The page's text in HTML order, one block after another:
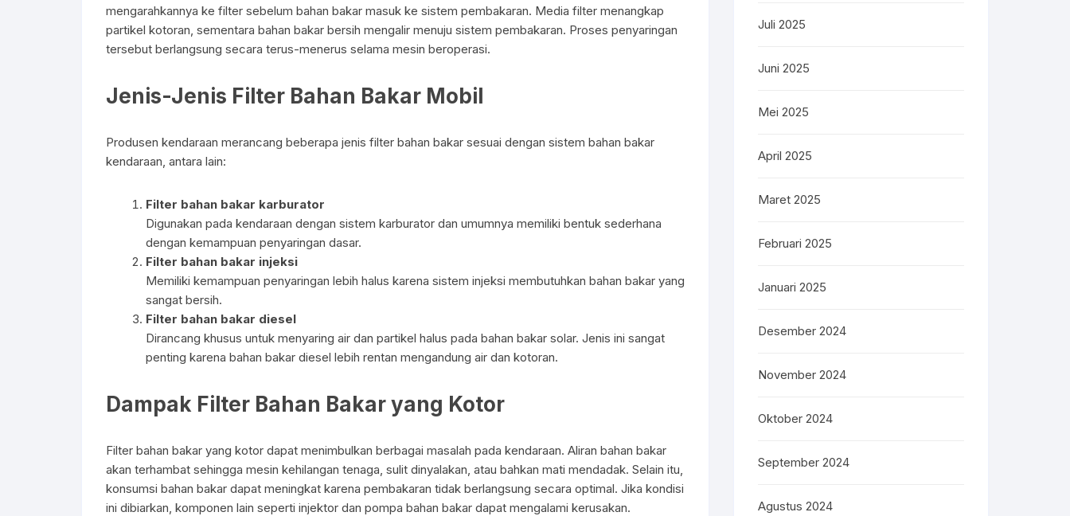
mengarahkannya ke filter sebelum bahan bakar masuk ke sistem pembakaran. Media filter menangkap
partikel kotoran, sementara bahan bakar bersih mengalir menuju sistem pembakaran. Proses penyaringan
tersebut berlangsung secara terus-menerus selama mesin beroperasi.
Jenis-Jenis Filter Bahan Bakar Mobil
Produsen kendaraan merancang beberapa jenis filter bahan bakar sesuai dengan sistem bahan bakar
kendaraan, antara lain:
Filter bahan bakar karburator
Digunakan pada kendaraan dengan sistem karburator dan umumnya memiliki bentuk sederhana
dengan kemampuan penyaringan dasar.
Filter bahan bakar injeksi
Memiliki kemampuan penyaringan lebih halus karena sistem injeksi membutuhkan bahan bakar yang
sangat bersih.
Filter bahan bakar diesel
Dirancang khusus untuk menyaring air dan partikel halus pada bahan bakar solar. Jenis ini sangat
penting karena bahan bakar diesel lebih rentan mengandung air dan kotoran.
Dampak Filter Bahan Bakar yang Kotor
Filter bahan bakar yang kotor dapat menimbulkan berbagai masalah pada kendaraan. Aliran bahan bakar
akan terhambat sehingga mesin kehilangan tenaga, sulit dinyalakan, atau bahkan mati mendadak. Selain itu,
konsumsi bahan bakar dapat meningkat karena pembakaran tidak berlangsung secara optimal. Jika kondisi
ini dibiarkan, komponen lain seperti injektor dan pompa bahan bakar dapat mengalami kerusakan.
Juli 2025
Juni 2025
Mei 2025
April 2025
Maret 2025
Februari 2025
Januari 2025
Desember 2024
November 2024
Oktober 2024
September 2024
Agustus 2024